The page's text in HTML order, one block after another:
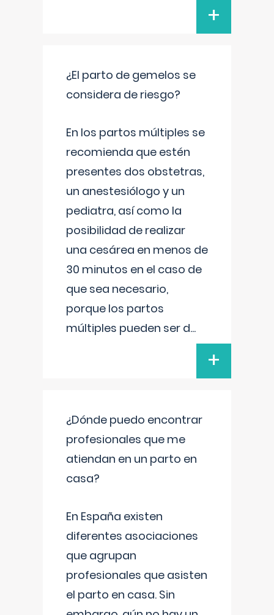
+
¿El parto de gemelos se
considera de riesgo?
En los partos múltiples se
recomienda que estén
presentes dos obstetras,
un anestesiólogo y un
pediatra, así como la
posibilidad de realizar
una cesárea en menos de
30 minutos en el caso de
que sea necesario,
porque los partos
múltiples pueden ser d...
+
¿Dónde puedo encontrar
profesionales que me
atiendan en un parto en
casa?
En España existen
diferentes asociaciones
que agrupan
profesionales que asisten
el parto en casa. Sin